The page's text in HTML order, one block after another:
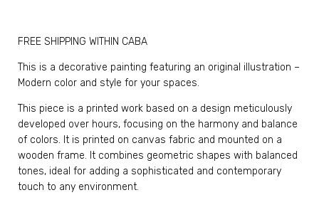
FREE SHIPPING WITHIN CABA
This is a decorative painting featuring an original illustration –
Modern color and style for your spaces.
This piece is a printed work based on a design meticulously
developed over hours, focusing on the harmony and balance
of colors. It is printed on canvas fabric and mounted on a
wooden frame. It combines geometric shapes with balanced
tones, ideal for adding a sophisticated and contemporary
touch to any environment.